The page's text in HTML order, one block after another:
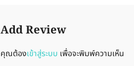
Add Review
คุณต้องเข้าสู่ระบบ เพื่อจะพิมพ์ความเห็น